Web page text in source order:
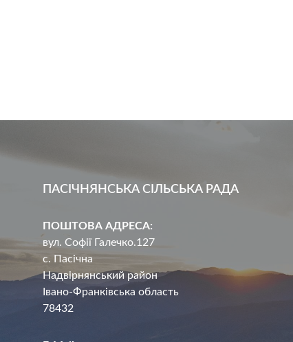
ПАСІЧНЯНСЬКА СІЛЬСЬКА РАДА
ПОШТОВА АДРЕСА:
вул. Софії Галечко.127
с. Пасічна
Надвірнянський район
Івано-Франківська область
78432